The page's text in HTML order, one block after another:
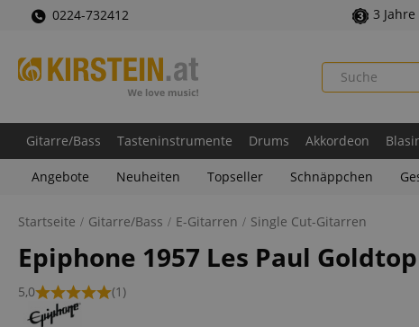
0224-732412 3
Gitarre/Bass Tasteninstrumente Drums Akkordeon
Angebote Neuheiten Topseller Schnäppchen
Startseite Gitarre/Bass E-Gitarren Single Cut-Gitarren
Epiphone 1957 Les Paul
5,0 (1)